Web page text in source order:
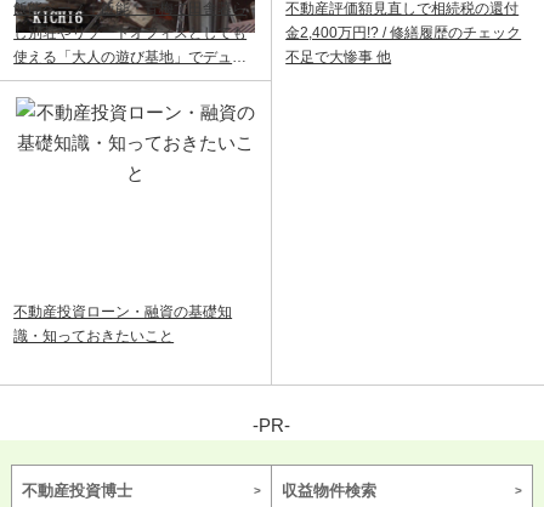
飯能ベース｜飯能・青梅で田舎暮ら
し別荘やリゾートオフィスとしても
使える「大人の遊び基地」でデュア
ルライフ
不動産評価額見直しで相続税の還付
金2,400万円!? / 修繕履歴のチェック
不足で大惨事 他
不動産投資ローン・融資の基礎知
識・知っておきたいこと
-PR-
不動産投資博士 収益物件検索